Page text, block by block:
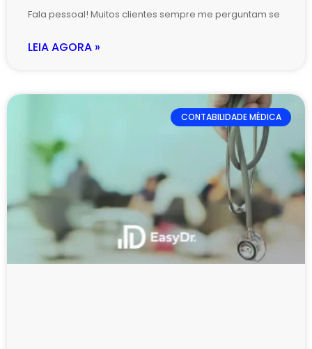
Fala pessoal! Muitos clientes sempre me perguntam se
LEIA AGORA »
CONTABILIDADE MÉDICA